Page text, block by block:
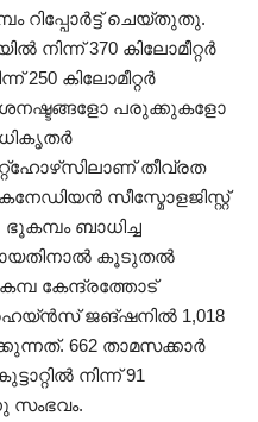
റിപ്പോർട്ട് ചെയ്തുതു.
നിന്ന് 370 കിലോമീറ്റർ
കിലോമീറ്റർ
പരുക്കുകളോ
തീവ്രത
സീസ്മോളജിസ്റ്റ്
ബാധിച്ച
കൂടുതൽ
കേന്ദ്രത്തോട്
ജങ്ഷനിൽ 1,018
662 താമസക്കാർ
നിന്ന് 91
സംഭവം.